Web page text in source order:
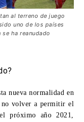
al terreno de juego
uno de los países
ha reanudado
nueva normalidad en
no volver a permitir el
próximo año 2021,